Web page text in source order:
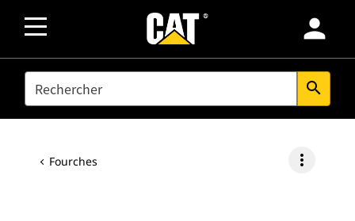
person
SEARCH search
Fourches more_vert